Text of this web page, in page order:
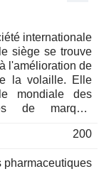
internationale
siège se trouve
l'amélioration de
la volaille. Elle
mondiale des
de marque,
sur la
Ses marchés
200
pharmaceutiques